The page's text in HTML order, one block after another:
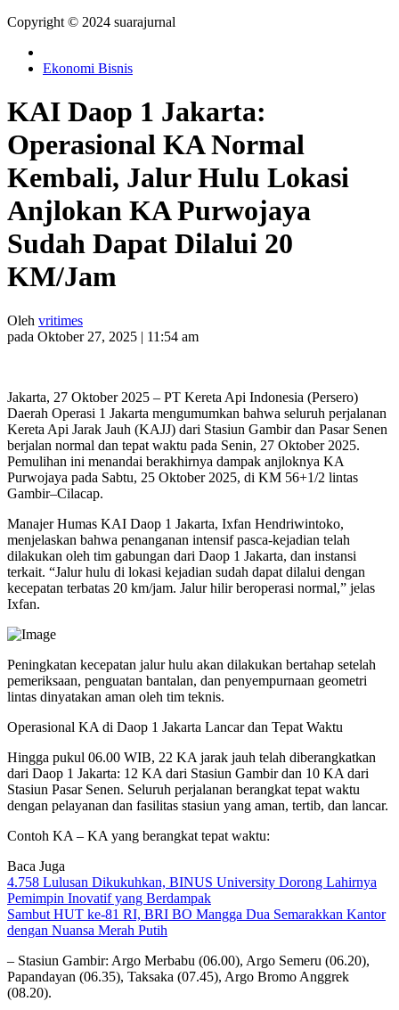
Copyright © 2024 suarajurnal
Ekonomi Bisnis
KAI Daop 1 Jakarta:
Operasional KA Normal
Kembali, Jalur Hulu Lokasi
Anjlokan KA Purwojaya
Sudah Dapat Dilalui 20
KM/Jam
Oleh vritimes
pada Oktober 27, 2025 | 11:54 am
Jakarta, 27 Oktober 2025 – PT Kereta Api Indonesia (Persero)
Daerah Operasi 1 Jakarta mengumumkan bahwa seluruh perjalanan
Kereta Api Jarak Jauh (KAJJ) dari Stasiun Gambir dan Pasar Senen
berjalan normal dan tepat waktu pada Senin, 27 Oktober 2025.
Pemulihan ini menandai berakhirnya dampak anjloknya KA
Purwojaya pada Sabtu, 25 Oktober 2025, di KM 56+1/2 lintas
Gambir–Cilacap.
Manajer Humas KAI Daop 1 Jakarta, Ixfan Hendriwintoko,
menjelaskan bahwa penanganan intensif pasca-kejadian telah
dilakukan oleh tim gabungan dari Daop 1 Jakarta, dan instansi
terkait. “Jalur hulu di lokasi kejadian sudah dapat dilalui dengan
kecepatan terbatas 20 km/jam. Jalur hilir beroperasi normal,” jelas
Ixfan.
Peningkatan kecepatan jalur hulu akan dilakukan bertahap setelah
pemeriksaan, penguatan bantalan, dan penyempurnaan geometri
lintas dinyatakan aman oleh tim teknis.
Operasional KA di Daop 1 Jakarta Lancar dan Tepat Waktu
Hingga pukul 06.00 WIB, 22 KA jarak jauh telah diberangkatkan
dari Daop 1 Jakarta: 12 KA dari Stasiun Gambir dan 10 KA dari
Stasiun Pasar Senen. Seluruh perjalanan berangkat tepat waktu
dengan pelayanan dan fasilitas stasiun yang aman, tertib, dan lancar.
Contoh KA – KA yang berangkat tepat waktu:
Baca Juga
4.758 Lulusan Dikukuhkan, BINUS University Dorong Lahirnya
Pemimpin Inovatif yang Berdampak
Sambut HUT ke-81 RI, BRI BO Mangga Dua Semarakkan Kantor
dengan Nuansa Merah Putih
– Stasiun Gambir: Argo Merbabu (06.00), Argo Semeru (06.20),
Papandayan (06.35), Taksaka (07.45), Argo Bromo Anggrek
(08.20).